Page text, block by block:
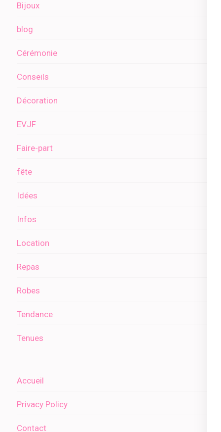
Bijoux
blog
Cérémonie
Conseils
Décoration
EVJF
Faire-part
fête
Idées
Infos
Location
Repas
Robes
Tendance
Tenues
Accueil
Privacy Policy
Contact